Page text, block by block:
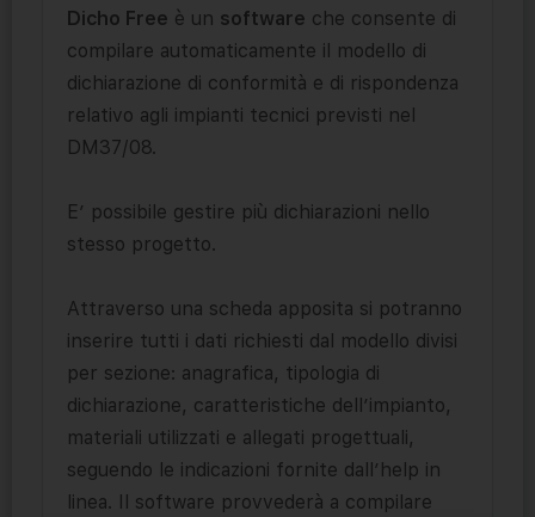
Dicho Free è un software che consente di
compilare automaticamente il modello di
dichiarazione di conformità e di rispondenza
relativo agli impianti tecnici previsti nel
DM37/08.
E’ possibile gestire più dichiarazioni nello
stesso progetto.
Attraverso una scheda apposita si potranno
inserire tutti i dati richiesti dal modello divisi
per sezione: anagrafica, tipologia di
dichiarazione, caratteristiche dell’impianto,
materiali utilizzati e allegati progettuali,
seguendo le indicazioni fornite dall’help in
linea. Il software provvederà a compilare